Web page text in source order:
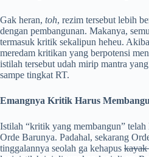
Gak heran, toh, rezim tersebut lebih
dengan pembangunan. Makanya,
termasuk kritik sekalipun heheu.
meredam kritikan yang berpotensi
istilah tersebut udah mirip mantra
sampe tingkat RT.
Emangnya Kritik Harus
Istilah “kritik yang membangun”
Orde Barunya. Padahal, sekarang
tinggalannya seolah ga kehapus kayak